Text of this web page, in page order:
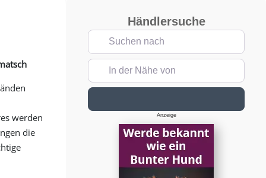
werden
die
Händlersuche
Suchen nach
In der Nähe von
Anzeige